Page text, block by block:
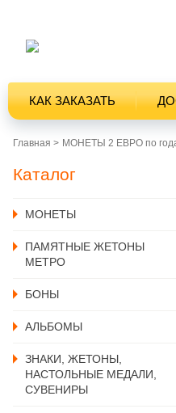
КАК ЗАКАЗАТЬ
Главная > МОНЕТЫ 2 ЕВРО по
Каталог
MОНЕТЫ
ПАМЯТНЫЕ ЖЕТОНЫ
МЕТРО
БОНЫ
АЛЬБОМЫ
ЗНАКИ, ЖЕТОНЫ,
НАСТОЛЬНЫЕ МЕДАЛИ,
СУВЕНИРЫ